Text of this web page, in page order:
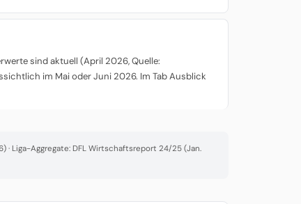
sind aktuell (April 2026, Quelle:
im Mai oder Juni 2026. Im Tab Ausblick
· Liga-Aggregate: DFL Wirtschaftsreport 24/25 (Jan.